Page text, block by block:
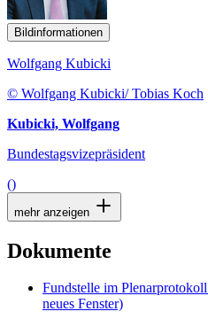
Bildinformationen
Wolfgang Kubicki
© Wolfgang Kubicki/ Tobias Koch
Kubicki, Wolfgang
Bundestagsvizepräsident
()
mehr anzeigen
Dokumente
Fundstelle im Plenarprotokoll
neues Fenster)